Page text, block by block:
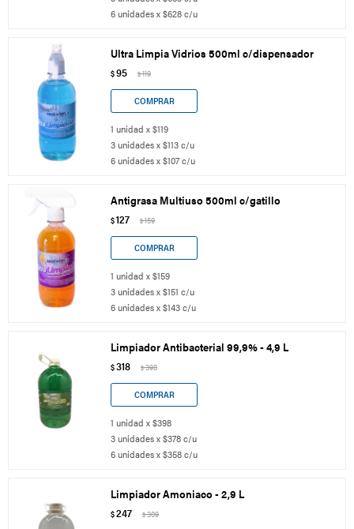
6 unidades x $628 c/u
Ultra Limpia Vidrios 500ml c/dispensador
$95 $119
1 unidad x $119
3 unidades x $113 c/u
6 unidades x $107 c/u
Antigrasa Multiuso 500ml c/gatillo
$127 $159
1 unidad x $159
3 unidades x $151 c/u
6 unidades x $143 c/u
Limpiador Antibacterial 99,9% - 4,9 L
$318 $398
1 unidad x $398
3 unidades x $378 c/u
6 unidades x $358 c/u
Limpiador Amoniaco - 2,9 L
$247 $309